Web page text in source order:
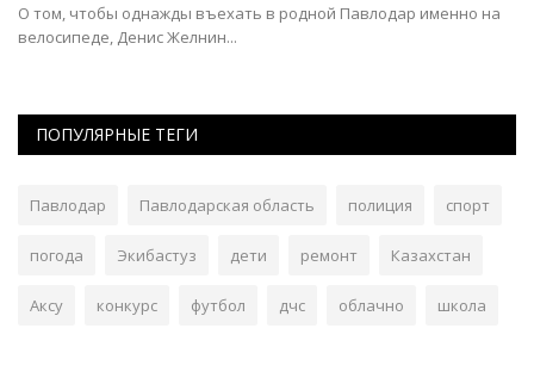
О том, чтобы однажды въехать в родной Павлодар именно на
велосипеде, Денис Желнин...
ПОПУЛЯРНЫЕ ТЕГИ
Павлодар Павлодарская область полиция спорт
погода Экибастуз дети ремонт Казахстан
Аксу конкурс футбол дчс облачно школа